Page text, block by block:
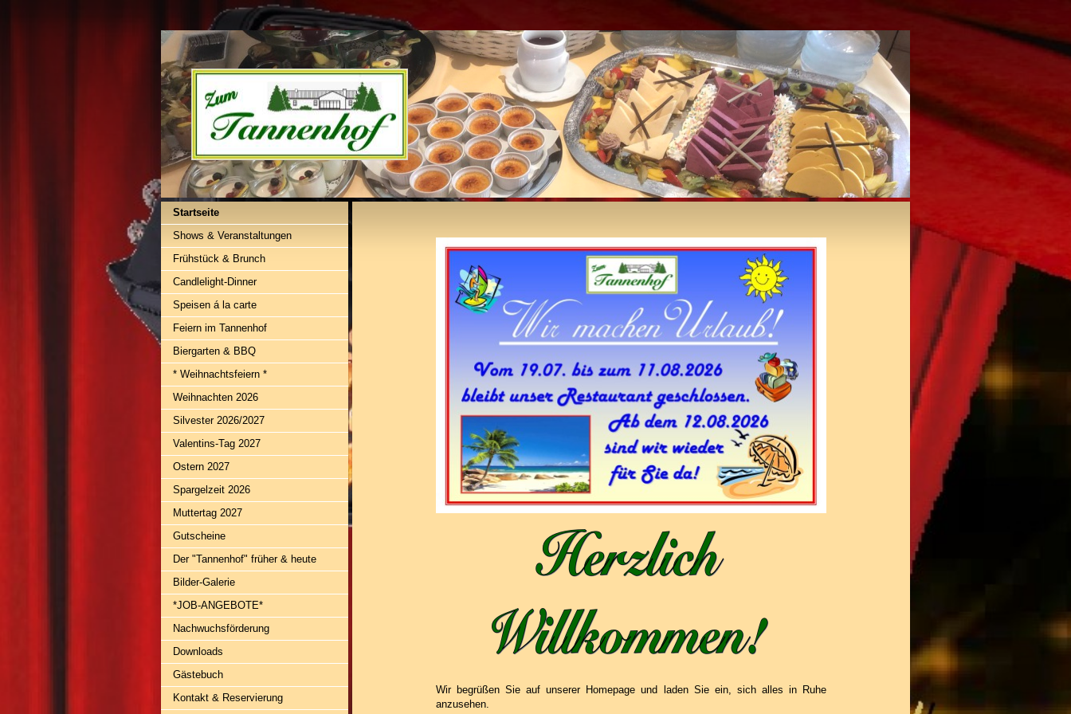
Startseite
Shows & Veranstaltungen
Frühstück & Brunch
Candlelight-Dinner
Speisen á la carte
Feiern im Tannenhof
Biergarten & BBQ
* Weihnachtsfeiern *
Weihnachten 2026
Silvester 2026/2027
Valentins-Tag 2027
Ostern 2027
Spargelzeit 2026
Muttertag 2027
Gutscheine
Der "Tannenhof" früher & heute
Bilder-Galerie
*JOB-ANGEBOTE*
Nachwuchsförderung
Downloads
Gästebuch
Kontakt & Reservierung
Wir begrüßen Sie auf unserer Homepage und laden Sie ein, sich alles in Ruhe
anzusehen.